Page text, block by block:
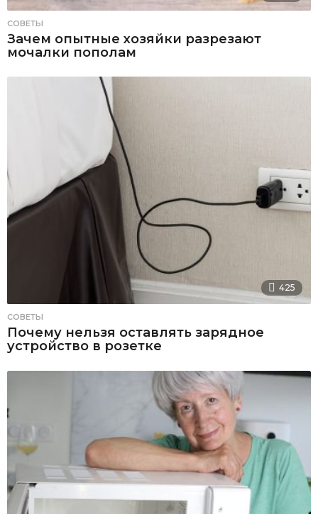
СОВЕТЫ
Зачем опытные хозяйки разрезают
мочалки пополам
425
СОВЕТЫ
Почему нельзя оставлять зарядное
устройство в розетке